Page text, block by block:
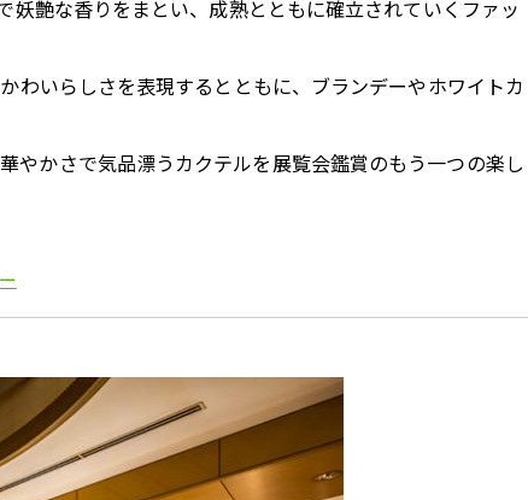
艶な香りをまとい、成熟とともに確立されていくファッ
いらしさを表現するとともに、ブランデーやホワイトカ
やかさで気品漂うカクテルを展覧会鑑賞のもう一つの楽し